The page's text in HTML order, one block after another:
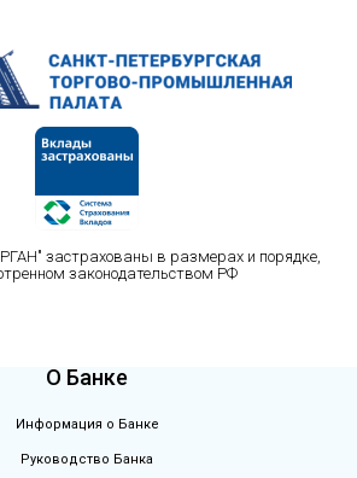
застрахованы в размерах и порядке,
законодательством РФ
О Банке
Информация о Банке
Руководство Банка